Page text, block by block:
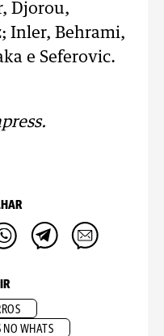
Djorou,
Inler, Behrami,
e Seferovic.
NO WHATS